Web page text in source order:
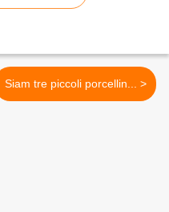
Siam tre piccoli porcellin... >